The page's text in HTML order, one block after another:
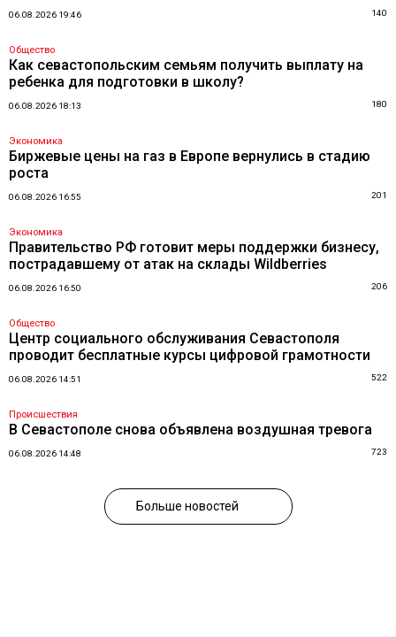
06.08.2026 19:46 140
Общество
Как севастопольским семьям получить выплату на
ребенка для подготовки в школу?
06.08.2026 18:13 180
Экономика
Биржевые цены на газ в Европе вернулись в стадию
роста
06.08.2026 16:55 201
Экономика
Правительство РФ готовит меры поддержки бизнесу,
пострадавшему от атак на склады Wildberries
06.08.2026 16:50 206
Общество
Центр социального обслуживания Севастополя
проводит бесплатные курсы цифровой грамотности
06.08.2026 14:51 522
Происшествия
В Севастополе снова объявлена воздушная тревога
06.08.2026 14:48 723
Больше новостей